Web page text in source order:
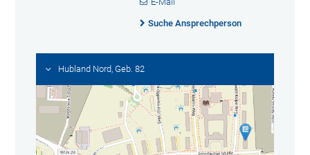
Suche Ansprechperson
Hubland Nord, Geb. 82